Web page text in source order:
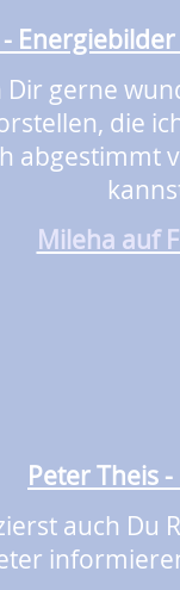
Dir gerne
die
abgestimmt
Mileha auf
Peter Theis
auch Du